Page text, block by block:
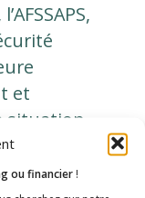
ou financier !
et
situation
une
avec